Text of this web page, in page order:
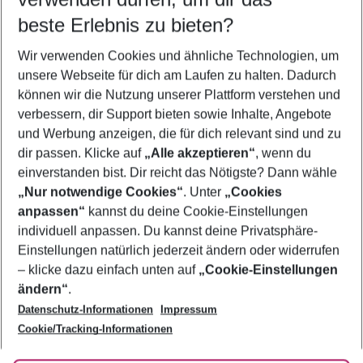
5-8 Nächte
2 Erwachsene Keine Kinder
Mehr Filter anzeigen
Footer
Footer navigation
Über uns
AGB
Bestpreisgarantie
Cookie-Einstellungen ändern
Cookie-Richtlinie
Agenturbetreuung
Barrierefreies Reisen
Folge uns
beste Erlebnis zu bieten?
Wir verwenden Cookies und ähnliche Technologien, um
unsere Webseite für dich am Laufen zu halten. Dadurch
können wir die Nutzung unserer Plattform verstehen und
verbessern, dir Support bieten sowie Inhalte, Angebote
und Werbung anzeigen, die für dich relevant sind und zu
dir passen. Klicke auf „Alle akzeptieren“, wenn du
einverstanden bist. Dir reicht das Nötigste? Dann wähle
„Nur notwendige Cookies“. Unter „Cookies
anpassen“ kannst du deine Cookie-Einstellungen
individuell anpassen. Du kannst deine Privatsphäre-
Einstellungen natürlich jederzeit ändern oder widerrufen
– klicke dazu einfach unten auf „Cookie-Einstellungen
ändern“.
Datenschutz-Informationen
Impressum
Cookie/Tracking-Informationen